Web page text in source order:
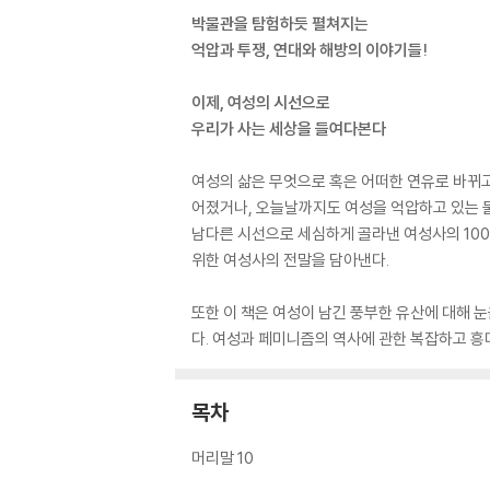
박물관을 탐험하듯 펼쳐지는
억압과 투쟁, 연대와 해방의 이야기들!
이제, 여성의 시선으로
우리가 사는 세상을 들여다본다
여성의 삶은 무엇으로 혹은 어떠한 연유로 바뀌
어졌거나, 오늘날까지도 여성을 억압하고 있는
남다른 시선으로 세심하게 골라낸 여성사의
위한 여성사의 전말을 담아낸다.
또한 이 책은 여성이 남긴 풍부한 유산에 대해
다. 여성과 페미니즘의 역사에 관한 복잡하고
목차
머리말 10